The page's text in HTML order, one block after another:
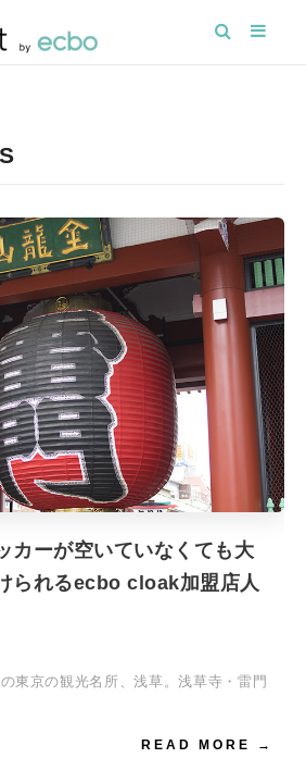
カーが空いていなくても大
られるecbo cloak加盟店人
東京の観光名所、浅草。浅草寺・雷門
READ MORE →